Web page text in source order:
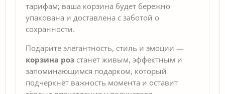
тарифам; ваша корзина будет бережно
упакована и доставлена с заботой о
сохранности.
Подарите элегантность, стиль и эмоции —
корзина роз станет живым, эффектным и
запоминающимся подарком, который
подчеркнёт важность момента и оставит